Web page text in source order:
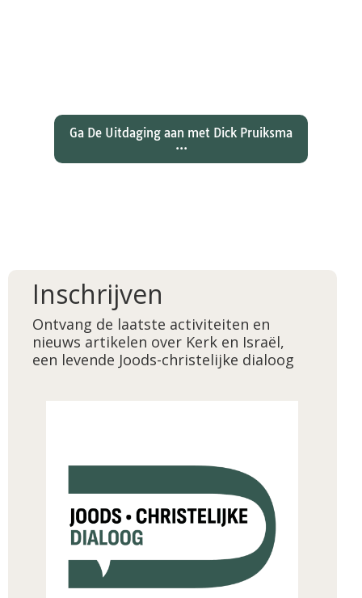
Ga De Uitdaging aan met Dick Pruiksma
...
Inschrijven
Ontvang de laatste activiteiten en
nieuws artikelen over Kerk en Israël,
een levende Joods-christelijke dialoog